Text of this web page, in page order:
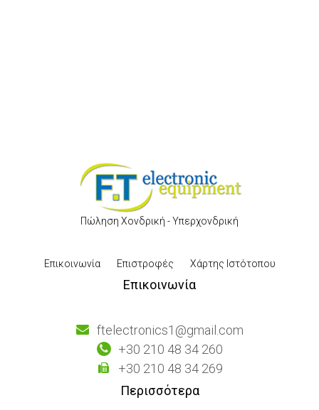
Πώληση Χονδρική - Υπερχονδρική
Επικοινωνία Επιστροφές Χάρτης Ιστότοπου
Επικοινωνία
ftelectronics1@gmail.com
+30 210 48 34 260
+30 210 48 34 269
Περισσότερα